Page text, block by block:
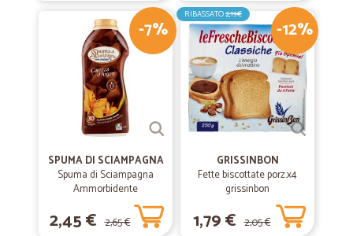
-7%
SPUMA DI SCIAMPAGNA
Spuma di Sciampagna
Ammorbidente
Concentrato Carezza
d'Argan 600 ml
2,45 € 2,65 €
-12%
RIBASSATO2,19€
GRISSINBON
Fette biscottate porz.x4
grissinbon
1,79 € 2,05 €